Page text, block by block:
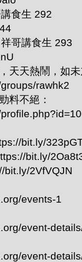
食生 292
哥講食生 293
天天熱鬧，如
rawhk2
料不絕：
bit.ly/
bit.ly/
bit.ly/2VfVQJN
events-1
event-
event-